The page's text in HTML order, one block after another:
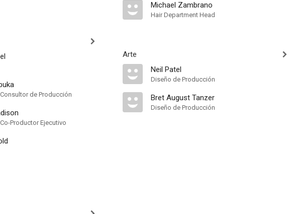
de Producción
Productor Ejecutivo
Michael Zambrano
Hair Department Head
Arte
Neil Patel
Diseño de Producción
Bret August Tanzer
Diseño de Producción